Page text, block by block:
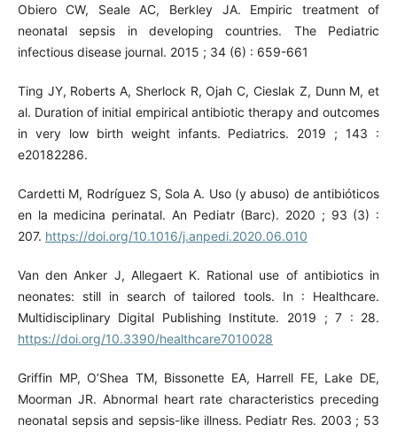
Obiero CW, Seale AC, Berkley JA. Empiric treatment of
neonatal sepsis in developing countries. The Pediatric
infectious disease journal. 2015 ; 34 (6) : 659-661
Ting JY, Roberts A, Sherlock R, Ojah C, Cieslak Z, Dunn M, et
al. Duration of initial empirical antibiotic therapy and outcomes
in very low birth weight infants. Pediatrics. 2019 ; 143 :
e20182286.
Cardetti M, Rodríguez S, Sola A. Uso (y abuso) de antibióticos
en la medicina perinatal. An Pediatr (Barc). 2020 ; 93 (3) :
207. https://doi.org/10.1016/j.anpedi.2020.06.010
Van den Anker J, Allegaert K. Rational use of antibiotics in
neonates: still in search of tailored tools. In : Healthcare.
Multidisciplinary Digital Publishing Institute. 2019 ; 7 : 28.
https://doi.org/10.3390/healthcare7010028
Griffin MP, O’Shea TM, Bissonette EA, Harrell FE, Lake DE,
Moorman JR. Abnormal heart rate characteristics preceding
neonatal sepsis and sepsis-like illness. Pediatr Res. 2003 ; 53